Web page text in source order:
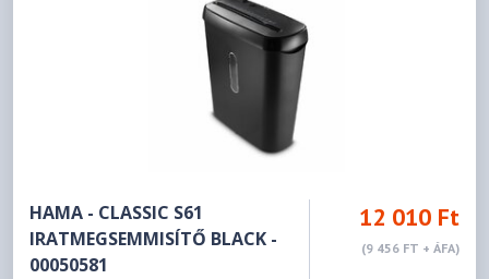
HAMA - CLASSIC S61
IRATMEGSEMMISÍTŐ BLACK -
00050581
12 010 Ft
(9 456 FT + ÁFA)